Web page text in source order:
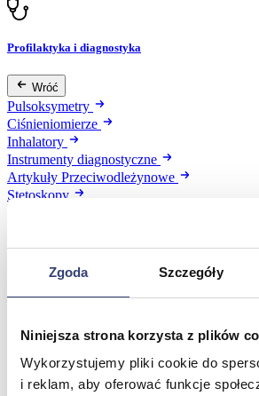
Zgoda Szczegóły
Niniejsza strona korzysta z plików
Wykorzystujemy pliki cookie do
i reklam, aby oferować funkcje
Profilaktyka i diagnostyka
Wróć
Pulsoksymetry
Ciśnieniomierze
Inhalatory
Instrumenty diagnostyczne
Artykuły Przeciwodleżynowe
Stetoskopy
Kozetki
Pielęgnacja mebli
Taborety i krzesła